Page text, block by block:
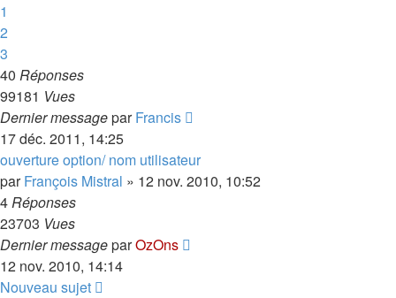
1
2
3
40 Réponses
99181 Vues
Dernier messageparFrancis
17 déc. 2011, 14:25
ouverture option/ nom utilisateur
parFrançois Mistral » 12 nov. 2010, 10:52
4Réponses
23703 Vues
Dernier messageparOzOns
12 nov. 2010, 14:14
Nouveau sujet